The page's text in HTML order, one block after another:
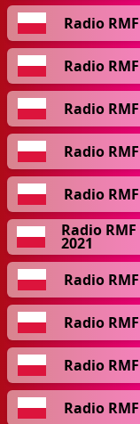
Radio
Radio
Radio
Radio
Radio
Radio
2021
Radio RMF
Radio
Radio
Radio